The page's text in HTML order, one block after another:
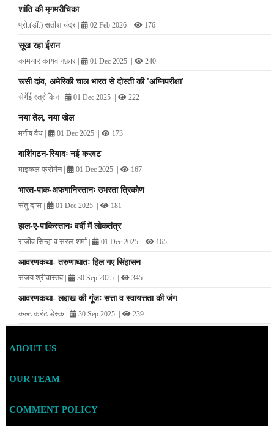
शांति की मृगमरीचिका
प्रो.(डॉ.) सतीश चंद्र| 02 Feb 2026| 176
सूख रहा ईरान
कामयार कायवानफ़ार| 01 Dec 2025| 240
रूसी दांव, अमेरिकी चाल भारत से दोस्ती की 'अग्निपरीक्षा'
सेर्गेई स्त्रोकिन| 01 Dec 2025| 222
नया तेल, नया खेल
मनीष वैध| 01 Dec 2025| 173
वाशिंगटन-रियादः नई करवट
माइकल फ्रोमैन | 01 Dec 2025| 167
भारत-पाक-अफगानिस्तानः उभरता त्रिकोण
संतु दास| 01 Dec 2025| 181
हाल-ए-पाकिस्तानः वर्दी में लोकतंत्र
राजीव सिन्हा व सरल शर्मा| 01 Dec 2025| 165
आवरणकथा- तरुणाघातः हिल गए सिंहासन
संजय श्रीवास्तव| 30 Sep 2025| 345
आवरणकथा- लद्दाख की गूंजः सत्ता व स्वायत्तता की जंग
कल्ट करंट डेस्क| 30 Sep 2025| 239
ABOUT US
OUR TEAM
COMMENT POLICY